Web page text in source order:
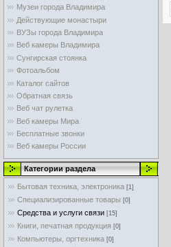
Музеи города Владимира
Действующие монастыри
ВУЗы города Владимира
Веб камеры Владимира
Сунгирская стоянка
Фотоальбом
Каталог сайтов
Обратная связь
Веб чат рулетка
Веб камеры Мира
Бесплатные звонки
Веб камеры России
Категории раздела
Бытовая техника, электроника [1]
Специализированные товары [0]
Средства и услуги связи [15]
Книги, печатная продукция [0]
Компьютеры, оргтехника [0]